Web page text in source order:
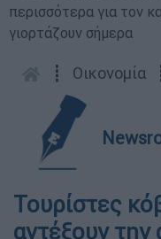
περισσότερα για τον
γιορτάζουν σήμερα
┋ Οικονομία
Τουρίστες
αντέξουν την